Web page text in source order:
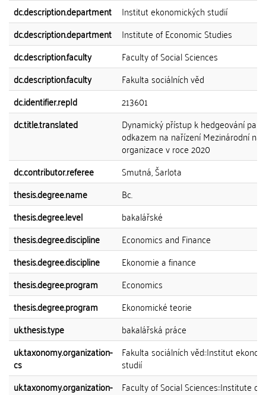
dc.description.department
Institut ekonomických studií
dc.description.department
Institute of Economic Studies
dc.description.faculty
Faculty of Social Sciences
dc.description.faculty
Fakulta sociálních věd
dc.identifier.repId
213601
dc.title.translated
Dynamický přístup k hedgeování
odkazem na nařízení Mezinárodní
organizace v roce 2020
dc.contributor.referee
Smutná, Šarlota
thesis.degree.name
Bc.
thesis.degree.level
bakalářské
thesis.degree.discipline
Economics and Finance
thesis.degree.discipline
Ekonomie a finance
thesis.degree.program
Economics
thesis.degree.program
Ekonomické teorie
uk.thesis.type
bakalářská práce
uk.taxonomy.organization-
cs
Fakulta sociálních věd::Institut
studií
uk.taxonomy.organization-
Faculty of Social Sciences::Institute of